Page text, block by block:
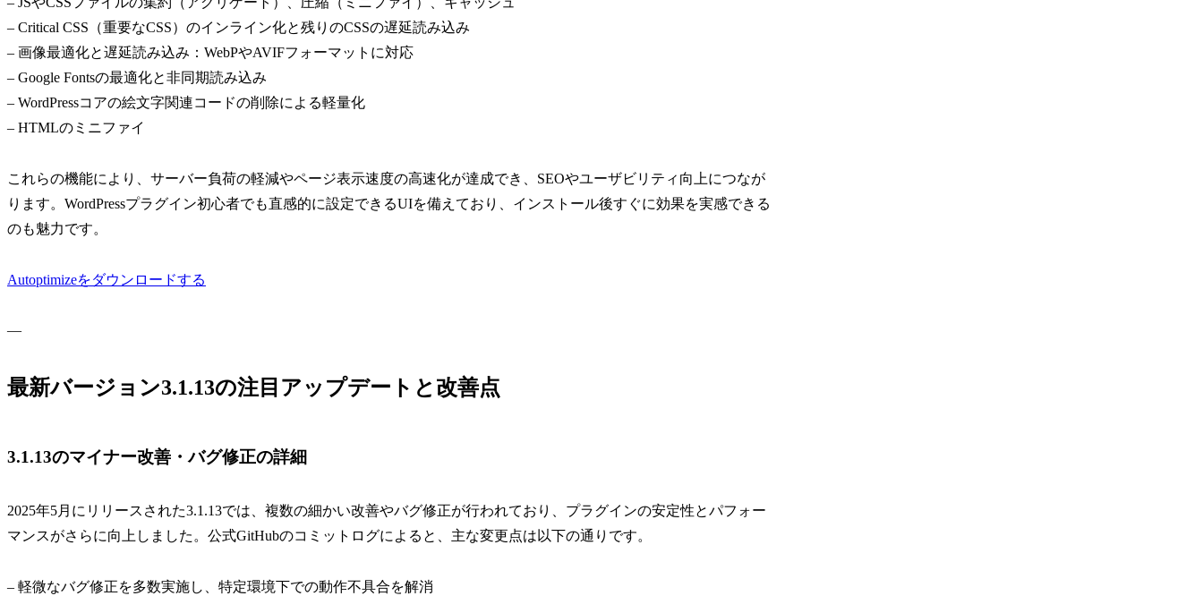
– Critical CSS（重要なCSS）のインライン化と残りのCSSの遅延読み込み
– 画像最適化と遅延読み込み：WebPやAVIFフォーマットに対応
– Google Fontsの最適化と非同期読み込み
– WordPressコアの絵文字関連コードの削除による軽量化
– HTMLのミニファイ
これらの機能により、サーバー負荷の軽減やページ表示速度の高速化が達成でき、SEOやユーザビリティ向上につなが
ります。WordPressプラグイン初心者でも直感的に設定できるUIを備えており、インストール後すぐに効果を実感できる
のも魅力です。
Autoptimizeをダウンロードする
—
最新バージョン3.1.13の注目アップデートと改善点
3.1.13のマイナー改善・バグ修正の詳細
2025年5月にリリースされた3.1.13では、複数の細かい改善やバグ修正が行われており、プラグインの安定性とパフォー
マンスがさらに向上しました。公式GitHubのコミットログによると、主な変更点は以下の通りです。
– 軽微なバグ修正を多数実施し、特定環境下での動作不具合を解消